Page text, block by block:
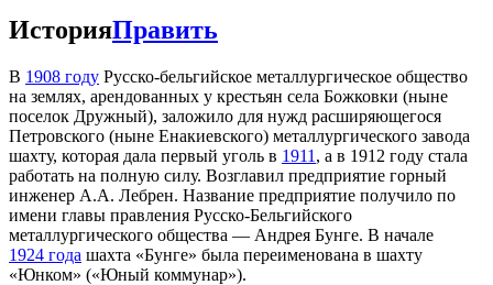
ИсторияПравить
В 1908 году Русско-бельгийское металлургическое общество
на землях, арендованных у крестьян села Божковки (ныне
поселок Дружный), заложило для нужд расширяющегося
Петровского (ныне Енакиевского) металлургического завода
шахту, которая дала первый уголь в 1911 , а в 1912 году стала
работать на полную силу. Возглавил предприятие горный
инженер А.А. Лебрен. Название предприятие получило по
имени главы правления Русско-Бельгийского
металлургического общества — Андрея Бунге. В начале
1924 года шахта «Бунге» была переименована в шахту
«Юнком» («Юный коммунар»).